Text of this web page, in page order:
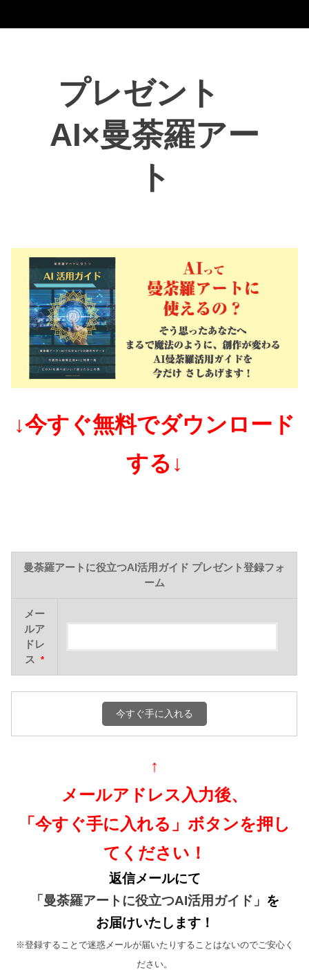
プレゼント
AI×曼荼羅アー
ト
↓今すぐ無料でダウンロード
する↓
曼荼羅アートに役立つAI活用ガイド プレゼント登録フォ
ーム
メー
ルア
ドレ
ス
*
↑
メールアドレス入力後、
「今すぐ手に入れる」ボタンを押し
てください！
返信メールにて
「曼荼羅アートに役立つAI活用ガイド」 を
お届けいたします！
※登録することで迷惑メールが届いたりすることはないのでご安心く
ださい。